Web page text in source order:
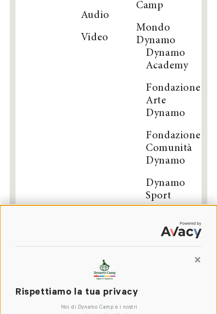
Rispettiamo la tua privacy
Noi di Dynamo Camp e i nostri
Audio
Video
Camp
Mondo
Dynamo
Dynamo
Academy
Fondazione
Arte
Dynamo
Fondazione
Comunità
Dynamo
Dynamo
Sport
Dynamo